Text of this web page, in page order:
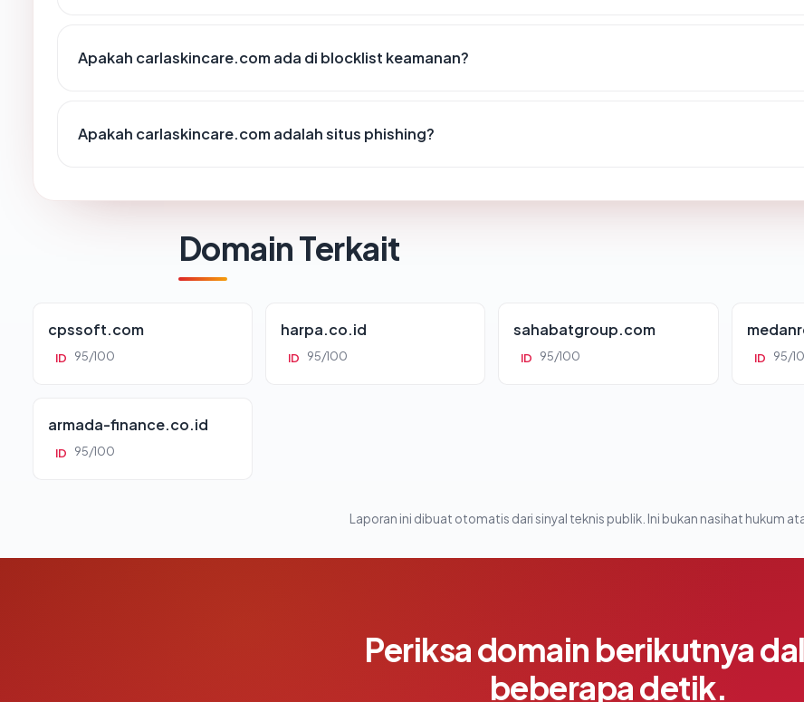
Apakah carlaskincare.com ada di blocklist keamanan?
Apakah carlaskincare.com adalah situs phishing?
Domain Terkait
cpssoft.com
ID 95/100
harpa.co.id
ID 95/100
sahabatgroup.com
ID 95/100 ID 95/
armada-finance.co.id
ID 95/100
Laporan ini dibuat otomatis dari sinyal teknis publik. Ini bukan nasihat hukum
Periksa domain berikutnya
beberapa detik.